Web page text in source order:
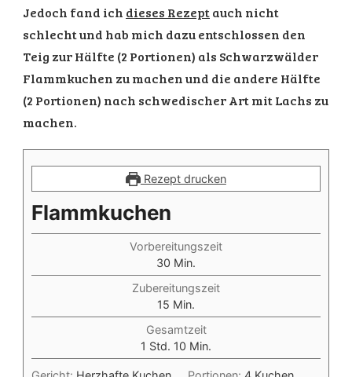
Jedoch fand ich dieses Rezeptauch nicht
schlecht und hab mich dazu entschlossen den
Teig zur Hälfte (2 Portionen) als Schwarzwälder
Flammkuchen zu machen und die andere Hälfte
(2 Portionen) nach schwedischer Art mit Lachs zu
machen.
Rezept drucken
Flammkuchen
Vorbereitungszeit
30 Minuten
Min.
Zubereitungszeit
15 Minuten
Min.
Gesamtzeit
1 Stunde
Std. 10 Minuten
Min.